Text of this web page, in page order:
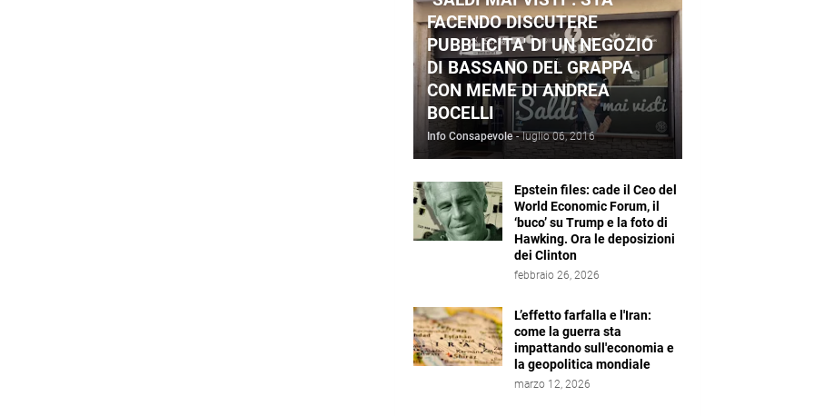
FACENDO DISCUTERE
PUBBLICITA' DI UN NEGOZIO
DI BASSANO DEL GRAPPA
CON MEME DI ANDREA
BOCELLI
Info Consapevole - luglio 06, 2016
Epstein files: cade il Ceo del
World Economic Forum, il
‘buco’ su Trump e la foto di
Hawking. Ora le deposizioni
dei Clinton
febbraio 26, 2026
L’effetto farfalla e l'Iran:
come la guerra sta
impattando sull'economia e
la geopolitica mondiale
marzo 12, 2026